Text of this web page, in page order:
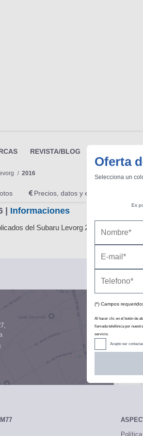
REVISTA/BLOG
2016
Precios, datos y equipamientos
| Informaciones
del Subaru Levorg 2016 (según la
(*) Campos
llamada telefónica por